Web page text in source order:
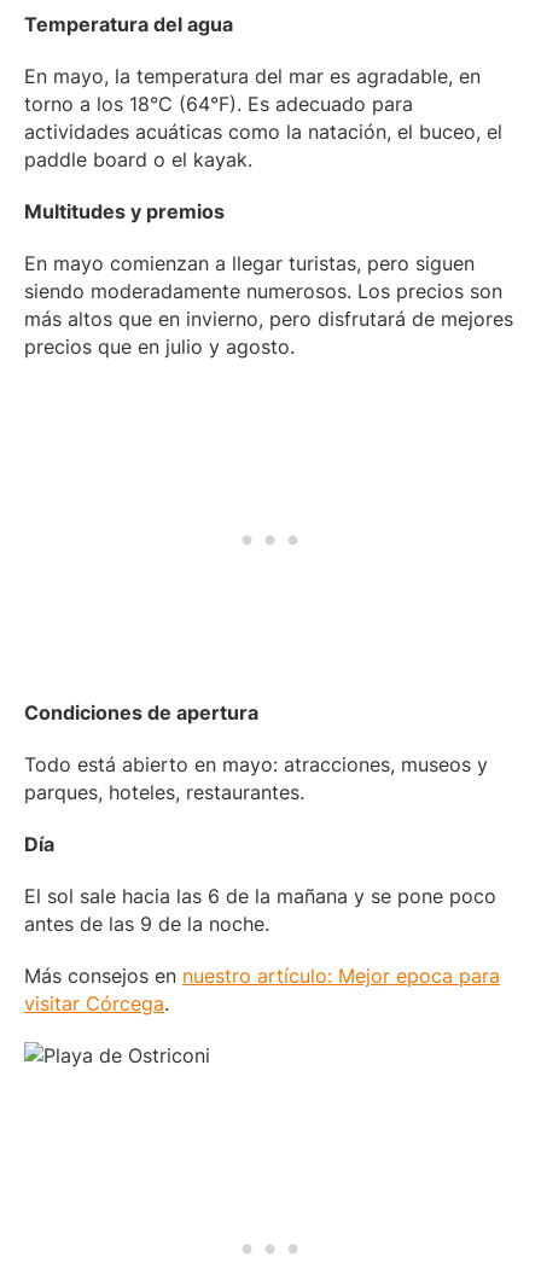
Temperatura del agua
En mayo, la temperatura del mar es agradable, en
torno a los 18°C (64°F). Es adecuado para
actividades acuáticas como la natación, el buceo, el
paddle board o el kayak.
Multitudes y premios
En mayo comienzan a llegar turistas, pero siguen
siendo moderadamente numerosos. Los precios son
más altos que en invierno, pero disfrutará de mejores
precios que en julio y agosto.
Condiciones de apertura
Todo está abierto en mayo: atracciones, museos y
parques, hoteles, restaurantes.
Día
El sol sale hacia las 6 de la mañana y se pone poco
antes de las 9 de la noche.
Más consejos en nuestro artículo: Mejor epoca para
visitar Córcega.